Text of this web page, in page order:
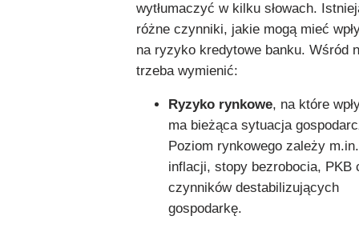
wytłumaczyć w kilku słowach.
różne czynniki, jakie mogą mieć
na ryzyko kredytowe banku. Wśród
trzeba wymienić:
Ryzyko rynkowe, na które
ma bieżąca sytuacja
Poziom rynkowego zależy
inflacji, stopy bezrobocia, PKB
czynników destabilizujących
gospodarkę.